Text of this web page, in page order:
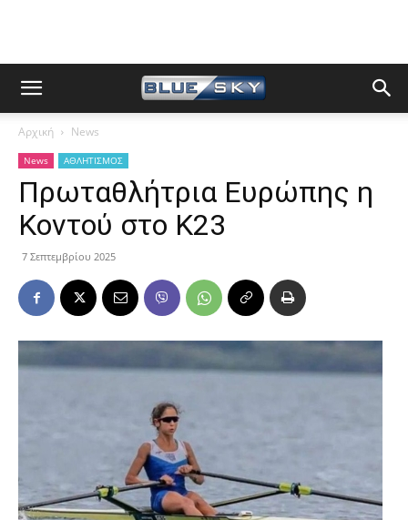
Αρχική News
News ΑΘΛΗΤΙΣΜΟΣ
Πρωταθλήτρια Ευρώπης η
Κοντού στο Κ23
7 Σεπτεμβρίου 2025